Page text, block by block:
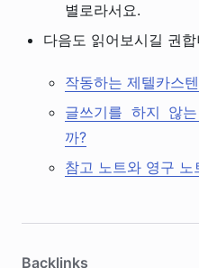
별로라서요.
다음도 읽어보시길 권합
작동하는 제텔카스
글쓰기를 하지 않
까?
참고 노트와 영구 노
Backlinks